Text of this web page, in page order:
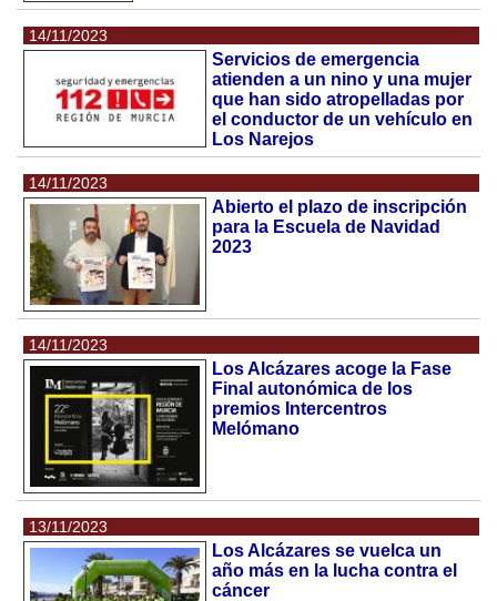
14/11/2023
Servicios de emergencia
atienden a un nino y una mujer
que han sido atropelladas por
el conductor de un vehículo en
Los Narejos
14/11/2023
Abierto el plazo de inscripción
para la Escuela de Navidad
2023
14/11/2023
Los Alcázares acoge la Fase
Final autonómica de los
premios Intercentros
Melómano
13/11/2023
Los Alcázares se vuelca un
año más en la lucha contra el
cáncer